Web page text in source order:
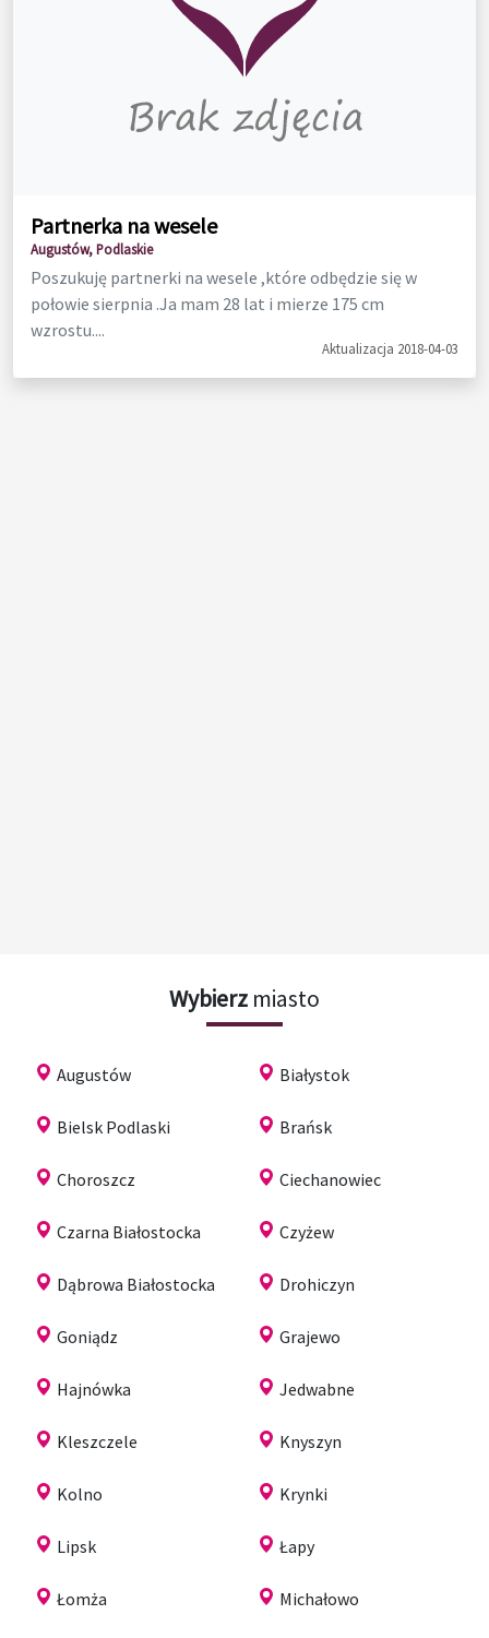
Partnerka na wesele
Augustów, Podlaskie
Poszukuję partnerki na wesele ,które odbędzie się w
połowie sierpnia .Ja mam 28 lat i mierze 175 cm
wzrostu....
Aktualizacja 2018-04-03
Wybierz miasto
Augustów Białystok
Bielsk Podlaski Brańsk
Choroszcz Ciechanowiec
Czarna Białostocka Czyżew
Dąbrowa Białostocka Drohiczyn
Goniądz Grajewo
Hajnówka Jedwabne
Kleszczele Knyszyn
Kolno Krynki
Lipsk Łapy
Łomża Michałowo